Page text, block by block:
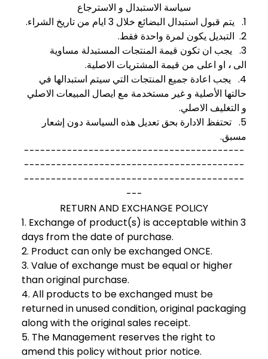
سياسة الاستبدال و الاسترجاع
1. يتم قبول استبدال البضائع خلال 3 ايام من تاريخ الشراء.
2. التبديل يكون لمرة واحدة فقط.
3. يجب ان تكون قيمة المنتجات المستبدلة مساوية
الى ، او اعلى من قيمة المشتريات الاصلية.
4. يجب اعادة جميع المنتجات التي سيتم استبدالها في
حالتها الأصلية و غير مستخدمة مع ايصال المبيعات الاصلي
و التغليف الاصلي.
5. تحتفظ الادارة بحق تعديل هذه السياسة دون إشعار
مسبق.
-----------------------------------------
-----------------------------------------
-----------------------------------------
---
RETURN AND EXCHANGE POLICY
1. Exchange of product(s) is acceptable within 3
days from the date of purchase.
2. Product can only be exchanged ONCE.
3. Value of exchange must be equal or higher
than original purchase.
4. All products to be exchanged must be
returned in unused condition, original packaging
along with the original sales receipt.
5. The Management reserves the right to
amend this policy without prior notice.